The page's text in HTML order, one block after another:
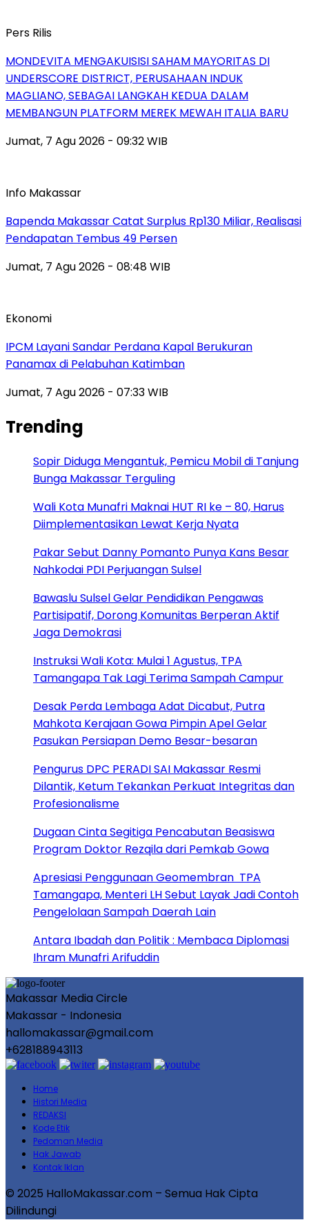
Pers Rilis
MONDEVITA MENGAKUISISI SAHAM MAYORITAS DI
UNDERSCORE DISTRICT, PERUSAHAAN INDUK
MAGLIANO, SEBAGAI LANGKAH KEDUA DALAM
MEMBANGUN PLATFORM MEREK MEWAH ITALIA BARU
Jumat, 7 Agu 2026 - 09:32 WIB
Info Makassar
Bapenda Makassar Catat Surplus Rp130 Miliar, Realisasi
Pendapatan Tembus 49 Persen
Jumat, 7 Agu 2026 - 08:48 WIB
Ekonomi
IPCM Layani Sandar Perdana Kapal Berukuran
Panamax di Pelabuhan Katimban
Jumat, 7 Agu 2026 - 07:33 WIB
Trending
Sopir Diduga Mengantuk, Pemicu Mobil di Tanjung
Bunga Makassar Terguling
Wali Kota Munafri Maknai HUT RI ke – 80, Harus
Diimplementasikan Lewat Kerja Nyata
Pakar Sebut Danny Pomanto Punya Kans Besar
Nahkodai PDI Perjuangan Sulsel
Bawaslu Sulsel Gelar Pendidikan Pengawas
Partisipatif, Dorong Komunitas Berperan Aktif
Jaga Demokrasi
Instruksi Wali Kota: Mulai 1 Agustus, TPA
Tamangapa Tak Lagi Terima Sampah Campur
Desak Perda Lembaga Adat Dicabut, Putra
Mahkota Kerajaan Gowa Pimpin Apel Gelar
Pasukan Persiapan Demo Besar-besaran
Pengurus DPC PERADI SAI Makassar Resmi
Dilantik, Ketum Tekankan Perkuat Integritas dan
Profesionalisme
Dugaan Cinta Segitiga Pencabutan Beasiswa
Program Doktor Rezqila dari Pemkab Gowa
Apresiasi Penggunaan Geomembran TPA
Tamangapa, Menteri LH Sebut Layak Jadi Contoh
Pengelolaan Sampah Daerah Lain
Antara Ibadah dan Politik : Membaca Diplomasi
Ihram Munafri Arifuddin
Makassar Media Circle
Makassar - Indonesia
hallomakassar@gmail.com
+628188943113
Home
Histori Media
REDAKSI
Kode Etik
Pedoman Media
Hak Jawab
Kontak Iklan
© 2025 HalloMakassar.com – Semua Hak Cipta
Dilindungi